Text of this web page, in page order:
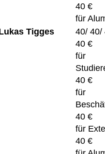
40 €
für
Tigges
40/ 40/
40 €
für
40 €
für
40 €
für
40 €